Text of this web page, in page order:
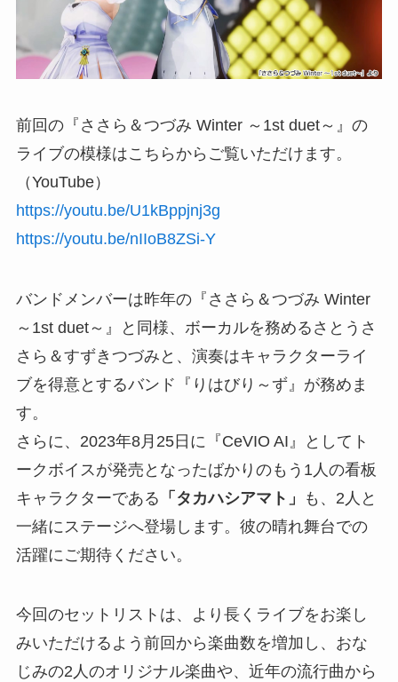
前回の『ささら＆つづみ Winter ～1st duet～』の
ライブの模様はこちらからご覧いただけます。
（YouTube）
https://youtu.be/U1kBppjnj3g
https://youtu.be/nIIoB8ZSi-Y
バンドメンバーは昨年の『ささら＆つづみ Winter
～1st duet～』と同様、ボーカルを務めるさとうさ
さら＆すずきつづみと、演奏はキャラクターライ
ブを得意とするバンド『りはびり～ず』が務めま
す。
さらに、2023年8月25日に『CeVIO AI』としてト
ークボイスが発売となったばかりのもう1人の看板
キャラクターである 「タカハシアマト」
も、2人と
一緒にステージへ登場します。彼の晴れ舞台での
活躍にご期待ください。
今回のセットリストは、より長くライブをお楽し
みいただけるよう前回から楽曲数を増加し、おな
じみの2人のオリジナル楽曲や、近年の流行曲から